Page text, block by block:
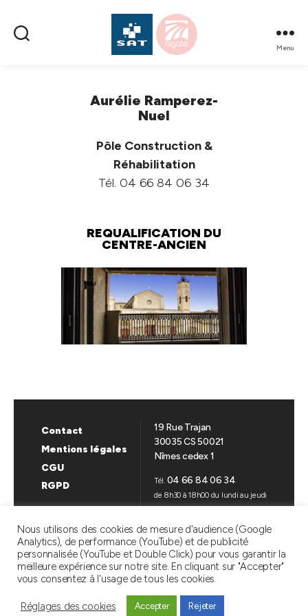
Menu
Aurélie Ramperez-
Nuel
Pôle Construction &
Réhabilitation
Tél. 04 66 84 06 34
REQUALIFICATION DU
CENTRE-ANCIEN
Contact
Mentions légales
CGU
RGPD
19 Rue Trajan
30035 CS 50021
Nîmes cedex 1
Tél.04 66 84 06 34
de 8h30 à 18h00 du lundi au jeudi
SUIVEZ-NOUS
LinkedinYouTube
Nous utilisons des cookies de mesure d'audience (Google
Analytics), de performance (YouTube) et de publicité
personnalisée (YouTube et Double Click) pour vous garantir la
meilleure expérience sur notre site. En cliquant sur "Accepter"
vous consentez à l'usage de tous les cookies.
Réglages des cookies Accepter Rejeter